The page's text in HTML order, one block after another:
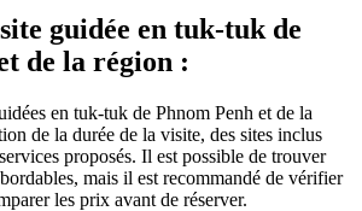
guidée en tuk-tuk de
de la région :
en tuk-tuk de Phnom Penh et de la
de la durée de la visite, des sites inclus
proposés. Il est possible de trouver
mais il est recommandé de vérifier
les prix avant de réserver.